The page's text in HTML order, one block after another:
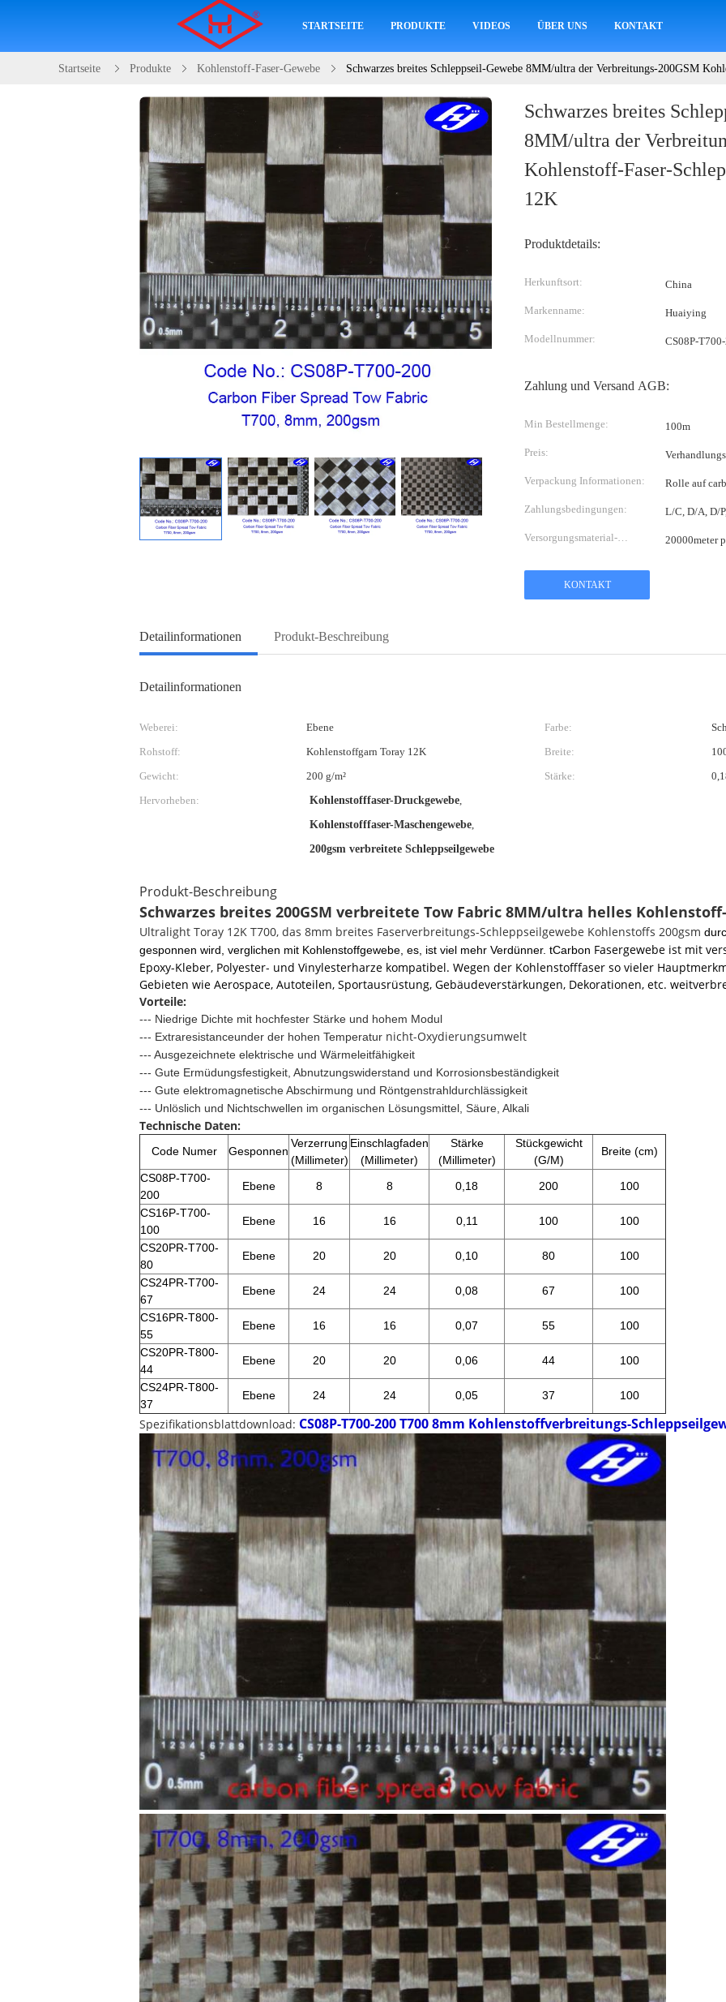
STARTSEITE PRODUKTE VIDEOS ÜBER UNS KONTAKT
Startseite Produkte Kohlenstoff-Faser-Gewebe Schwarzes breites Schleppseil-Gewebe 8MM/ultra der Verbreitungs-200GSM
Schwarzes breites
8MM/ultra der
Kohlenstoff-Faser-
12K
Produktdetails:
Herkunftsort: China
Markenname: Huaiying
Modellnummer: CS08P-
Zahlung und Versand AGB:
Min Bestellmenge: 100m
Preis:
Verpackung Informationen: Rolle auf
Zahlungsbedingungen: L/C, D/A, D/
Versorgungsmaterial-
20000meter
KONTAKT
Detailinformationen Produkt-Beschreibung
Detailinformationen
Weberei: Ebene Farbe:
Rohstoff:
Kohlenstoffgarn Toray 12K Breite:
Gewicht:
200 g/m² Stärke:
Hervorheben:
Kohlenstofffaser-Druckgewebe,
Kohlenstofffaser-Maschengewebe,
200gsm verbreitete Schleppseilgewebe
Produkt-Beschreibung
Schwarzes breites 200GSM verbreitete Tow Fabric 8MM/ultra helles
Ultralight Toray 12K T700, das 8mm breites Faserverbreitungs-Schleppseilgewebe Kohlenstoffs 200gsm
gesponnen wird, verglichen mit Kohlenstoffgewebe, es, ist viel mehr Verdünner. tCarbon Fasergewebe ist mit
Epoxy-Kleber, Polyester- und Vinylesterharze kompatibel. Wegen der Kohlenstofffaser so vieler
Gebieten wie Aerospace, Autoteilen, Sportausrüstung, Gebäudeverstärkungen, Dekorationen, etc.
Vorteile:
--- Niedrige Dichte mit hochfester Stärke und hohem Modul
--- Extraresistanceunder der hohen Temperatur nicht-Oxydierungsumwelt
--- Ausgezeichnete elektrische und Wärmeleitfähigkeit
--- Gute Ermüdungsfestigkeit, Abnutzungswiderstand und Korrosionsbeständigkeit
--- Gute elektromagnetische Abschirmung und Röntgenstrahldurchlässigkeit
--- Unlöslich und Nichtschwellen im organischen Lösungsmittel, Säure , Alkali
Technische Daten:
Code Numer Gesponnen
Verzerrung
(Millimeter)
Einschlagfaden
(Millimeter)
Stärke
(Millimeter)
Stückgewicht
(G/M)
Breite (cm)
CS08P-T700-
200
Ebene 8 8 0,18 200 100
CS16P-T700-
100
Ebene 16 16 0,11 100 100
CS20PR-T700-
80
Ebene 20 20 0,10 80 100
CS24PR-T700-
67
Ebene 24 24 0,08 67 100
CS16PR-T800-
55
Ebene 16 16 0,07 55 100
CS20PR-T800-
44
Ebene 20 20 0,06 44 100
CS24PR-T800-
37
Ebene 24 24 0,05 37 100
Spezifikationsblattdownload: CS08P-T700-200 T700 8mm Kohlenstoffverbreitungs-